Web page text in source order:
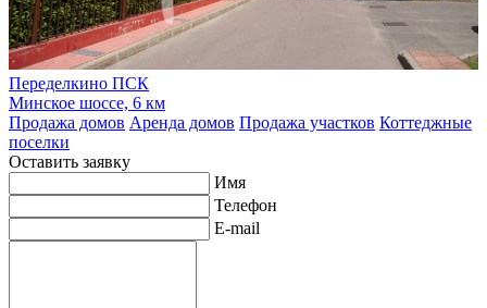
Переделкино ПСК
Минское шоссе, 6 км
Продажа домов Аренда домов Продажа участков Коттеджные
поселки
Оставить заявку
Имя
Телефон
E-mail